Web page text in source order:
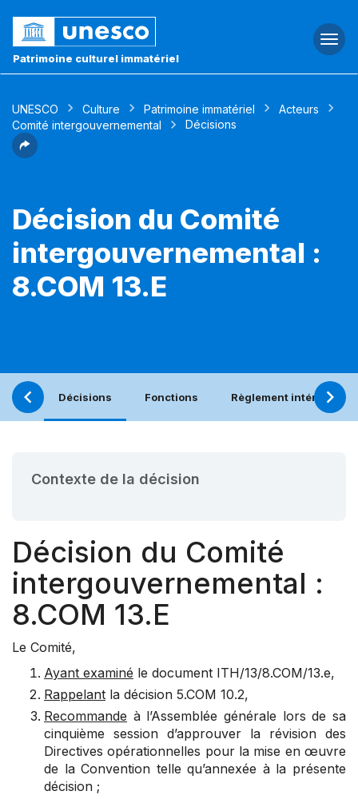
Patrimoine culturel immatériel
UNESCO Culture Patrimoine immatériel
Acteurs
Comité intergouvernemental
Décisions
Décision du Comité
intergouvernemental :
8.COM 13.E
Décisions Fonctions Règlement intérieur
Contexte de la décision
Décision du Comité
intergouvernemental :
8.COM 13.E
Le Comité,
Ayant examiné le document ITH/13/8.COM/13.e,
Rappelant la décision 5.COM 10.2,
Recommande à l’Assemblée générale lors de sa
cinquième session d’approuver la révision des
Directives opérationnelles pour la mise en œuvre
de la Convention telle qu’annexée à la présente
décision ;